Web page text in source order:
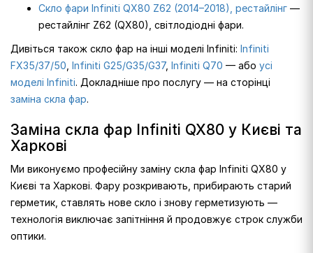
Скло фари Infiniti QX80 Z62 (2014–2018), рестайлінг —
рестайлінг Z62 (QX80), світлодіодні фари.
Дивіться також скло фар на інші моделі Infiniti: Infiniti
FX35/37/50 Infiniti G25/G35/G37, Infiniti Q70 — або усі
моделі Infiniti. Докладніше про послугу — на сторінці
заміна скла фар.
Заміна скла фар Infiniti QX80 у Києві та
Харкові
Ми виконуємо професійну заміну скла фар Infiniti QX80 у
Києві та Харкові. Фару розкривають, прибирають старий
герметик, ставлять нове скло і знову герметизують —
технологія виключає запітніння й продовжує строк служби
оптики.